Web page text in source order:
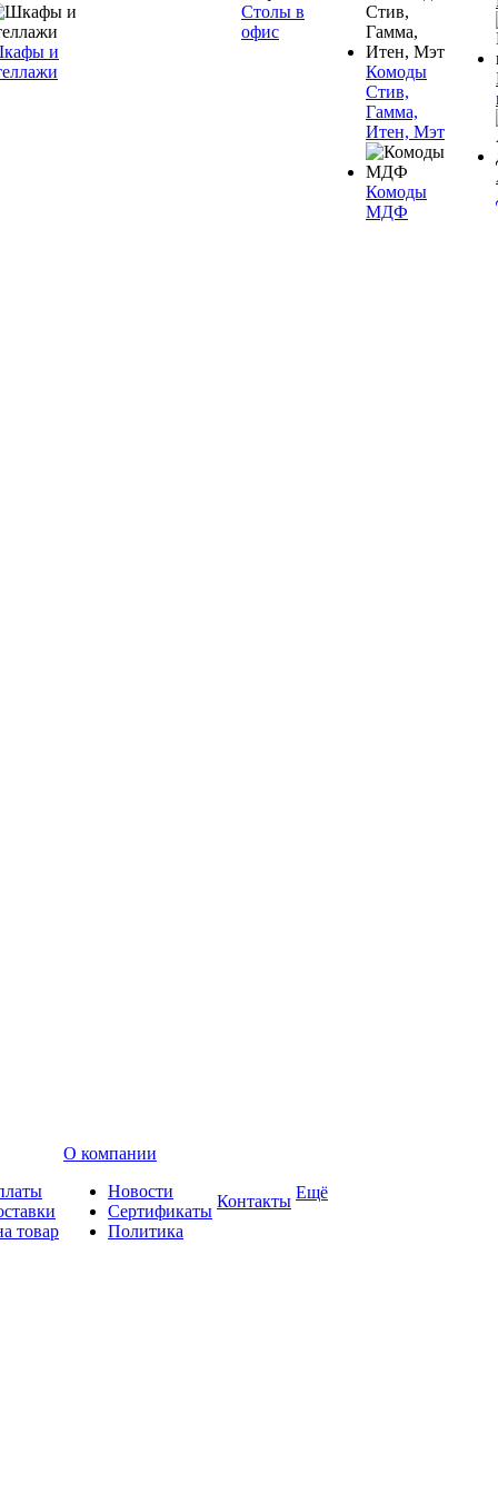
и
Столы в
офис
Комоды
Стив,
Гамма,
Итен, Мэт
Комоды
МДФ
товар
О компании
Новости
Сертификаты
Политика
Контакты Ещё